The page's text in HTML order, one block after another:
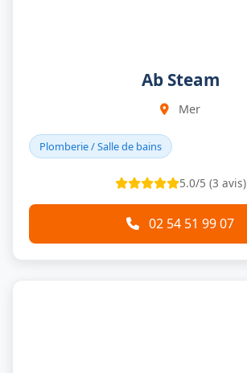
Ab Steam
Mer
Plomberie / Salle de bains
5.0/5 (3 avis)
02 54 51 99 07